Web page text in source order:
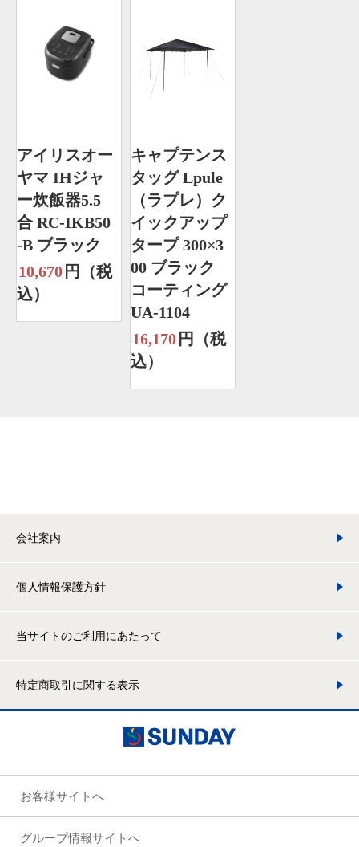
アイリスオー
ヤマ IHジャ
ー炊飯器5.5
合 RC-IKB50
-B ブラック
10,670 円（税
込）
キャプテンス
タッグ Lpule
（ラプレ）ク
イックアップ
タープ 300×3
00 ブラック
コーティング
UA-1104
16,170 円（税
込）
会社案内
個人情報保護方針
当サイトのご利用にあたって
特定商取引に関する表示
お客様サイトへ
グループ情報サイトへ